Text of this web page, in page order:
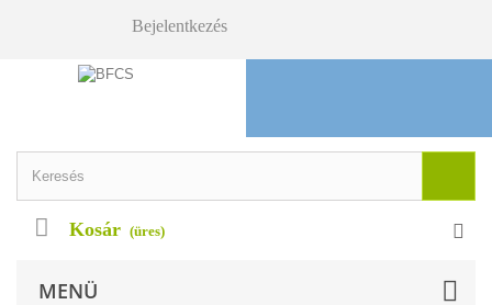
Bejelentkezés
Kosár (üres)
MENÜ